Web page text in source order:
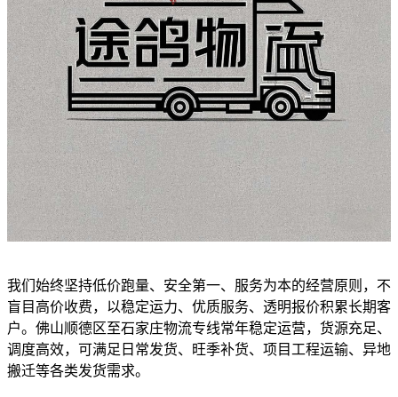
我们始终坚持低价跑量、安全第一、服务为本的经营原则，不
盲目高价收费，以稳定运力、优质服务、透明报价积累长期客
户。佛山顺德区至石家庄物流专线常年稳定运营，货源充足、
调度高效，可满足日常发货、旺季补货、项目工程运输、异地
搬迁等各类发货需求。